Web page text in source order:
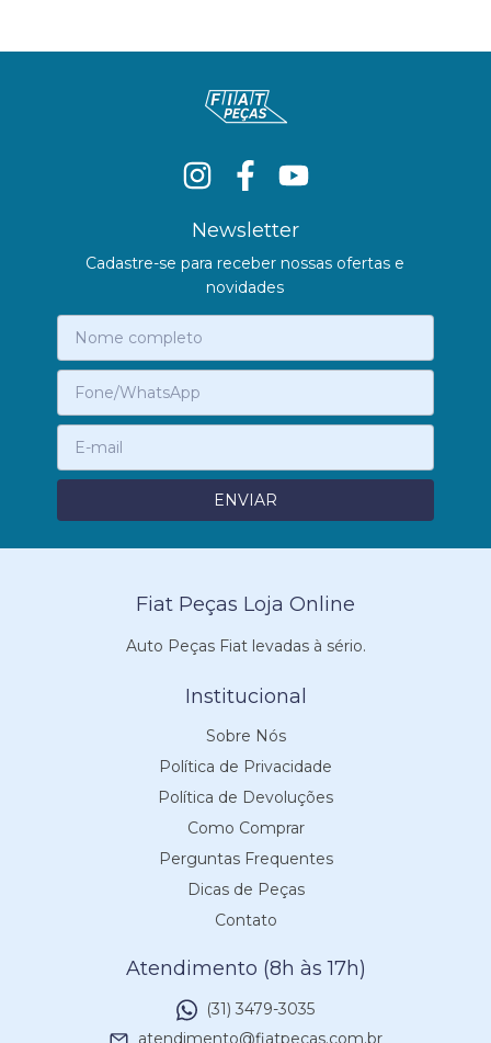
Newsletter
Cadastre-se para receber nossas ofertas e
novidades
Fiat Peças Loja Online
Auto Peças Fiat levadas à sério.
Institucional
Sobre Nós
Política de Privacidade
Política de Devoluções
Como Comprar
Perguntas Frequentes
Dicas de Peças
Contato
Atendimento (8h às 17h)
(31) 3479-3035
atendimento@fiatpecas.com.br